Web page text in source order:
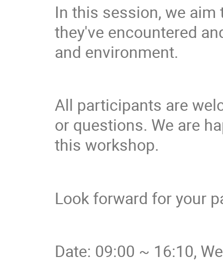
In this session, we
they've encountered
and environment.
All participants are
or questions. We are
this workshop.
Look forward for your
Date: 09:00 ~ 16:10,